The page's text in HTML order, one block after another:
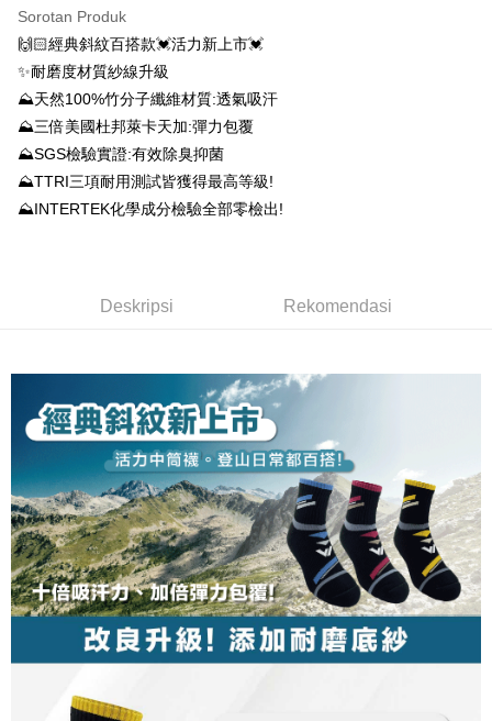
Bank
Bank Cathay United
Mega International
Taiwan Business Bank
Bank
HSBC Bank (Taiwan)
Limited
Hwatai Bank
Union Bank of Taiwan
Far Eastern International
Yuanta Commercial Bank
Bank SinoPac
Syarikat Kad Kredit
Savings Bank
Bank Cathay United
Taiwan Business Bank
Taichung Commercial Bank
HSBC Bank (Taiwan) Limited
Yuanta Commercial Bank
Bank Komersial E.SUN
DBS Bank
Bank Antarabangsa Taishin
Bank CTBC
Hua Nan Commercial
Bank
Bank
The Shanghai
Commercial & Savings
Bank
Bank Komersial Taipei
Bank Cathay United
Mega International
Taiwan Business Bank
Taichung Commercial
HSBC Bank (Taiwan)
Hwatai Bank
Yuanta Commercial Bank
Bank SinoPac
Syarikat Kad Kredit
Rakuten Taiwan
ansuran
Taiwan Cooperative Bank
Hua Nan Commercial Bank
The Shanghai Commercial &
Savings Bank
Bank Komersial Taipei Fubon
Mega International Commercial
Bank
Taichung Commercial Bank
HSBC Bank (Taiwan) Limited
Hwatai Bank
Union Bank of Taiwan
Bank CTBC
Syarikat Kad Kredit Rakuten
Pengambilan di Kedai Serbaneka
LINE Pay
Apple Pay
Easy Wallet
OP Pay Later
Perkhidmatan ini disediakan oleh Taiwan Mobile dan tersedia untuk
akan mengarahkan anda secara automatik ke proses transaksi OP Pay
Later selepas pesanan dibuat. Anda perlu mengesahkan nombor telefon
mudah alih anda, memilih bilangan ansuran, dan menetapkan tarikh
akhir pembayaran. Transaksi akan dianggap selesai setelah pembayaran
Had kredit yang diluluskan, tempoh ansuran yang tersedia, dan yuran
yang dikenakan adalah tertakluk kepada maklumat yang dinyatakan
pada halaman pengesahan transaksi seterusnya.
Jika transaksi tidak disahkan dalam masa 30 minit selepas pesanan
dibuat, atau jika permohonan gagal dalam proses semakan, pesanan
akan dibatalkan secara automatik. Jika permohonan gagal pada
peringkat "semakan manual", ini bermakna kriteria pemarkahan sistem
tidak dipenuhi; butiran penilaian khusus tidak akan didedahkan.
[Arahan Pembayaran]
pengesahan AFTEE akan muncul.
2. Anda boleh meneruskan pembayaran selepas pengesahan SMS.
3. Tiada bayaran diperlukan apabila pesanan disahkan. Produk akan
dihantar ke alamat yang ditetapkan.
4. Setelah pesanan disahkan, anda akan menerima SMS pembayaran
manakala ahli aplikasi akan menerima pemberitahuan tolak aplikasi
AFTEE.
5. Tiada bayaran diperlukan apabila anda menerima produk. Sila buat
pembayaran di empat kedai serbaneka utama, ATM atau perbankan
dalam talian dengan SMS pembayaran atau pemberitahuan tolak aplikasi
AFTEE.
Sila ambil perhatian bahawa tempoh pembayaran adalah 14 hari. Walau
bagaimanapun, bagi mereka yang telah memuat turun Aplikasi AFTEE
dan mendaftar sebagai ahli AFTEE boleh menikmati tempoh pembayaran
Tempoh pembayaran dikira dari masa kedai meminta pembayaran anda,
Pilihan Penghantaran
全家取貨付款
NT$100/pesanan | Penghantaran percuma untuk pesanan
NT$1,000 atau lebih
付款後全家取貨
NT$100/pesanan | Penghantaran percuma untuk pesanan
NT$1,000 atau lebih
7-11取貨付款
NT$100/pesanan | Penghantaran percuma untuk pesanan
Sorotan Produk
🙌🏻經典斜紋百搭款💓活力新上市💓
✨耐磨度材質紗線升級
⛰天然100%竹分子纖維材質:透氣吸汗
⛰三倍美國杜邦萊卡天加:彈力包覆
⛰SGS檢驗實證:有效除臭抑菌
⛰TTRI三項耐用測試皆獲得最高等級!
⛰INTERTEK化學成分檢驗全部零檢出!
Deskripsi Rekomendasi